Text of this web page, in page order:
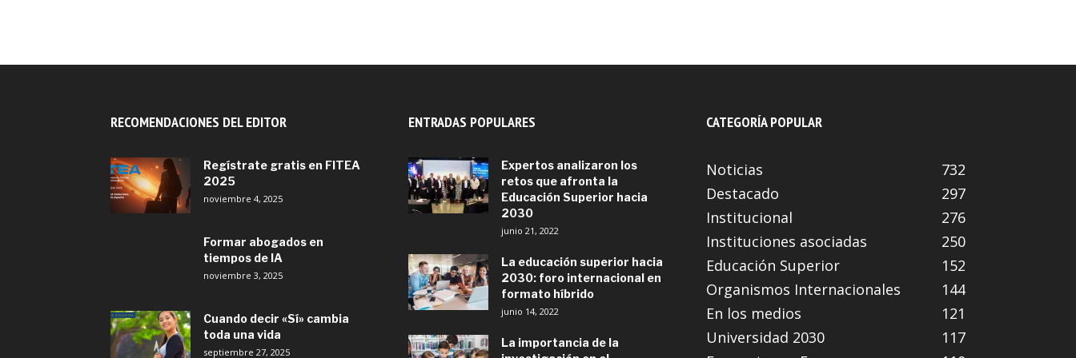
RECOMENDACIONES DEL EDITOR
Regístrate gratis en FITEA
2025
noviembre 4, 2025
Formar abogados en
tiempos de IA
noviembre 3, 2025
Cuando decir «Sí» cambia
toda una vida
septiembre 27, 2025
ENTRADAS POPULARES
Expertos analizaron los
retos que afronta la
Educación Superior hacia
2030
junio 21, 2022
La educación superior hacia
2030: foro internacional en
formato híbrido
junio 14, 2022
La importancia de la
CATEGORÍA POPULAR
Noticias
732
Destacado
297
Institucional
276
Instituciones asociadas
250
Educación Superior
152
Organismos Internacionales
144
En los medios
121
Universidad 2030
117